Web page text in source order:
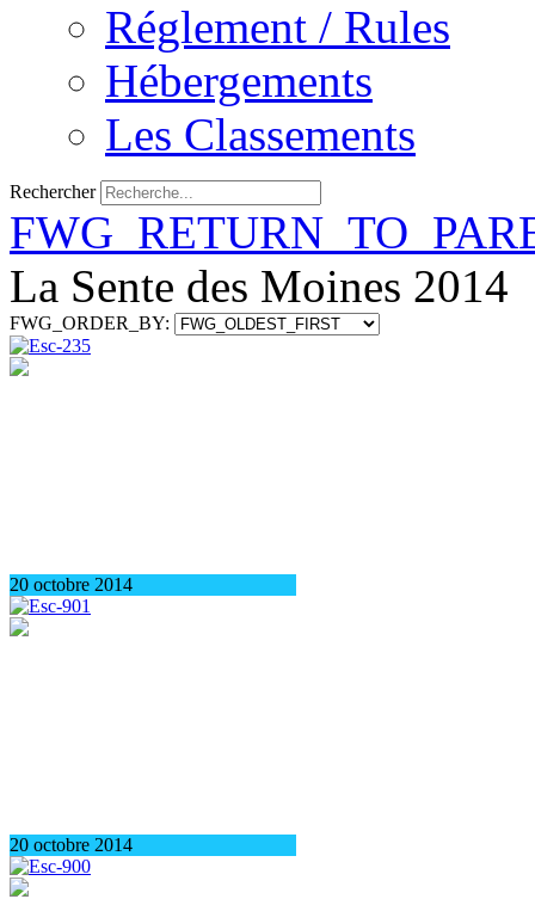
Réglement / Rules
Hébergements
Les Classements
Rechercher
La Sente des Moines 2014
FWG_ORDER_BY:
20 octobre 2014
20 octobre 2014